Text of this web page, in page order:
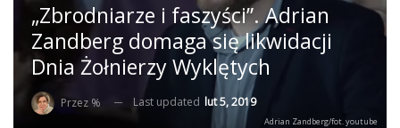
„Zbrodniarze i faszyści”. Adrian
Zandberg domaga się likwidacji
Dnia Żołnierzy Wyklętych
Przez % Last updated lut 5, 2019
Adrian Zandberg/fot. youtube